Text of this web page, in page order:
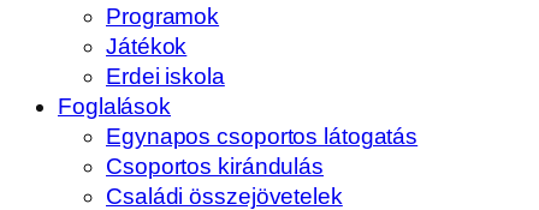
Programok
Játékok
Erdei iskola
Foglalások
Egynapos csoportos látogatás
Csoportos kirándulás
Családi összejövetelek